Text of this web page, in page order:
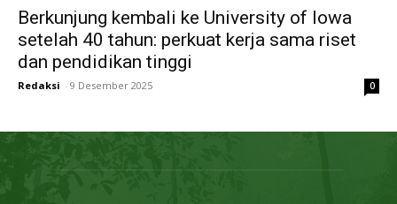
Berkunjung kembali ke University of Iowa
setelah 40 tahun: perkuat kerja sama riset
dan pendidikan tinggi
Redaksi - 9 Desember 2025 0